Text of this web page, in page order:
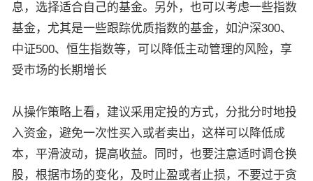
息，选择适合自己的基金。另外，也可以考虑一些指数
基金，尤其是一些跟踪优质指数的基金，如沪深300、
中证500、恒生指数等，可以降低主动管理的风险，享
受市场的长期增长
从操作策略上看，建议采用定投的方式，分批分时地投
入资金，避免一次性买入或者卖出，这样可以降低成
本，平滑波动，提高收益。同时，也要注意适时调仓换
股，根据市场的变化，及时止盈或者止损，不要过于贪